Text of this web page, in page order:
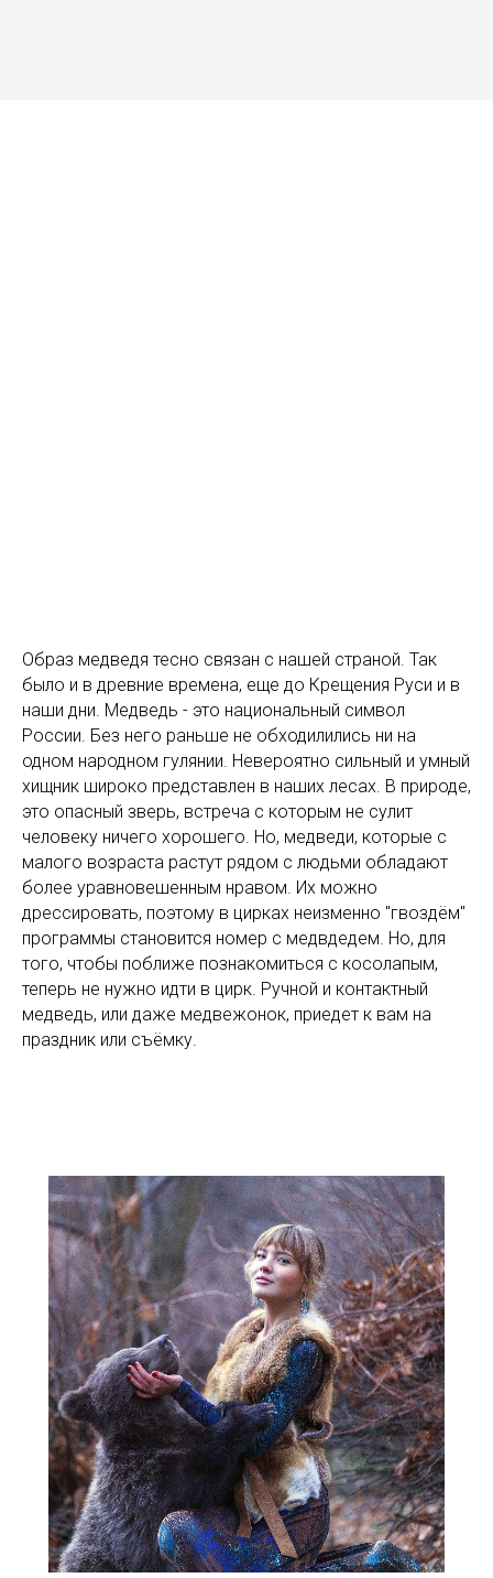
Образ медведя тесно связан с нашей страной. Так
было и в древние времена, еще до Крещения Руси и в
наши дни. Медведь - это национальный символ
России. Без него раньше не обходилились ни на
одном народном гулянии. Невероятно сильный и умный
хищник широко представлен в наших лесах. В природе,
это опасный зверь, встреча с которым не сулит
человеку ничего хорошего. Но, медведи, которые с
малого возраста растут рядом с людьми обладают
более уравновешенным нравом. Их можно
дрессировать, поэтому в цирках неизменно "гвоздём"
программы становится номер с медвдедем. Но, для
того, чтобы поближе познакомиться с косолапым,
теперь не нужно идти в цирк. Ручной и контактный
медведь, или даже медвежонок, приедет к вам на
праздник или съёмку.